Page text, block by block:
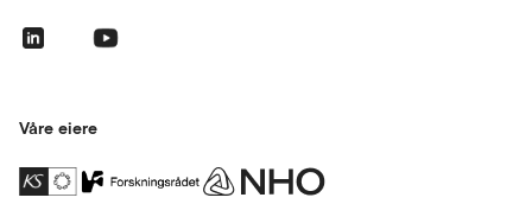
Våre eiere